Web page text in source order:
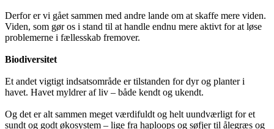
Derfor er vi gået sammen med andre lande om at skaffe mere viden.
Viden, som gør os i stand til at handle endnu mere aktivt for at løse
problemerne i fællesskab fremover.
Biodiversitet
Et andet vigtigt indsatsområde er tilstanden for dyr og planter i
havet. Havet myldrer af liv – både kendt og ukendt.
Og det er alt sammen meget værdifuldt og helt uundværligt for et
sundt og godt økosystem – lige fra haploops og søfjer til ålegræs og